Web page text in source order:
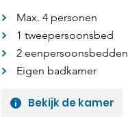
Max. 4 personen
1 tweepersoonsbed
2 eenpersoonsbedden
Eigen badkamer
Bekijk de kamer